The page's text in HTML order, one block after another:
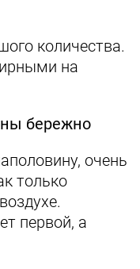
количества.
на
бережно
очень
только
первой, а